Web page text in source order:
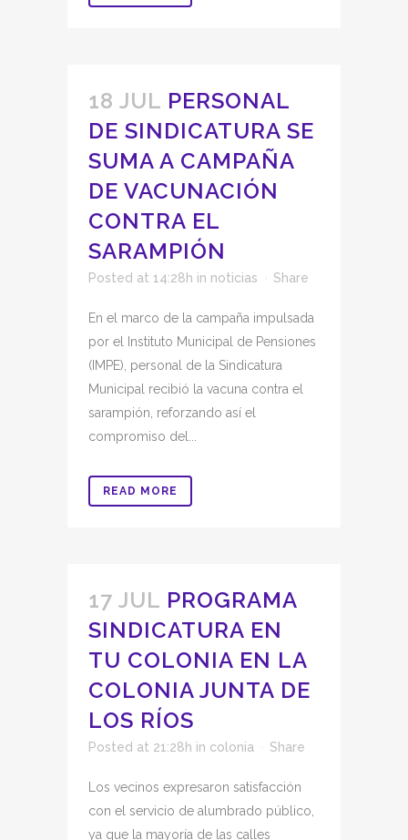
18 JUL PERSONAL
DE SINDICATURA SE
SUMA A CAMPAÑA
DE VACUNACIÓN
CONTRA EL
SARAMPIÓN
Posted at 14:28h in noticias Share
En el marco de la campaña impulsada
por el Instituto Municipal de Pensiones
(IMPE), personal de la Sindicatura
Municipal recibió la vacuna contra el
sarampión, reforzando así el
compromiso del...
READ MORE
17 JUL PROGRAMA
SINDICATURA EN
TU COLONIA EN LA
COLONIA JUNTA DE
LOS RÍOS
Posted at 21:28h in colonia Share
Los vecinos expresaron satisfacción
con el servicio de alumbrado público,
ya que la mayoría de las calles